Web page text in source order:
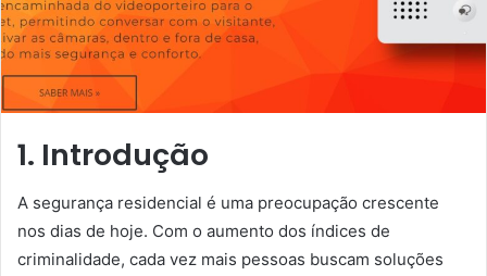
1. Introdução
A segurança residencial é uma preocupação crescente
nos dias de hoje. Com o aumento dos índices de
criminalidade, cada vez mais pessoas buscam soluções